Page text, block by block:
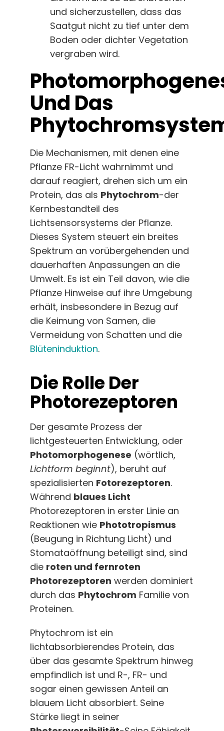
und sicherzustellen, dass das
Saatgut nicht zu tief unter dem
Boden oder dichter Vegetation
vergraben wird.
Und Das
Die Mechanismen, mit denen eine
Pflanze FR-Licht wahrnimmt und
darauf reagiert, drehen sich um ein
Protein, das als Phytochrom-der
Kernbestandteil des
Lichtsensorsystems der Pflanze.
Dieses System steuert ein breites
Spektrum an vorübergehenden und
dauerhaften Anpassungen an die
Umwelt. Es ist ein Teil davon, wie die
Pflanze Hinweise auf ihre Umgebung
erhält, insbesondere in Bezug auf
die Keimung von Samen, die
Vermeidung von Schatten und die
Blüteninduktion.
Die Rolle Der
Photorezeptoren
Der gesamte Prozess der
lichtgesteuerten Entwicklung, oder
Photomorphogenese (wörtlich,
Lichtform beginnt), beruht auf
spezialisierten Fotorezeptoren.
Während blaues Licht
Photorezeptoren in erster Linie an
Reaktionen wie Phototropismus
(Beugung in Richtung Licht) und
Stomataöffnung beteiligt sind, sind
die roten und fernroten
Photorezeptoren werden dominiert
durch das Phytochrom Familie von
Proteinen.
Phytochrom ist ein
lichtabsorbierendes Protein, das
über das gesamte Spektrum hinweg
empfindlich ist und R-, FR- und
sogar einen gewissen Anteil an
blauem Licht absorbiert. Seine
Stärke liegt in seiner